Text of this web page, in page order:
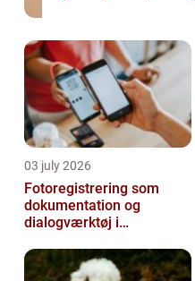
03 july 2026
Fotoregistrering som
dokumentation og
dialogværktøj i